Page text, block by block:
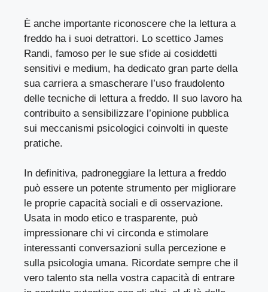
È anche importante riconoscere che la lettura a
freddo ha i suoi detrattori. Lo scettico James
Randi, famoso per le sue sfide ai cosiddetti
sensitivi e medium, ha dedicato gran parte della
sua carriera a smascherare l’uso fraudolento
delle tecniche di lettura a freddo. Il suo lavoro ha
contribuito a sensibilizzare l’opinione pubblica
sui meccanismi psicologici coinvolti in queste
pratiche.
In definitiva, padroneggiare la lettura a freddo
può essere un potente strumento per migliorare
le proprie capacità sociali e di osservazione.
Usata in modo etico e trasparente, può
impressionare chi vi circonda e stimolare
interessanti conversazioni sulla percezione e
sulla psicologia umana. Ricordate sempre che il
vero talento sta nella vostra capacità di entrare